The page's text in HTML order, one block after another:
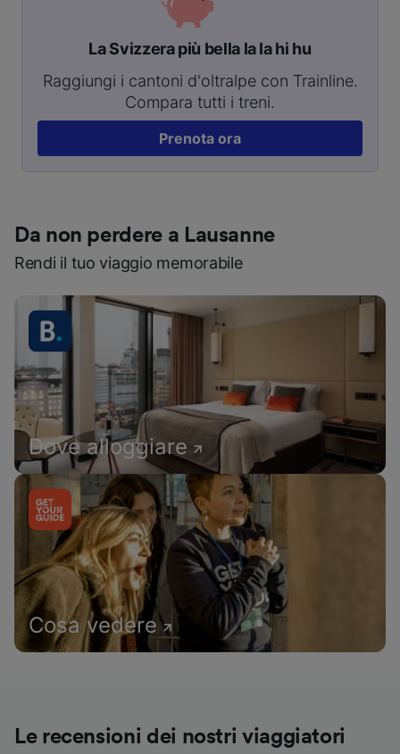
La Svizzera più bella la la hi hu
Raggiungi i cantoni d'oltralpe con Trainline.
Compara tutti i treni.
Prenota ora
Da non perdere a Lausanne
Rendi il tuo viaggio memorabile
Dove alloggiare
Cosa vedere
Le recensioni dei nostri viaggiatori